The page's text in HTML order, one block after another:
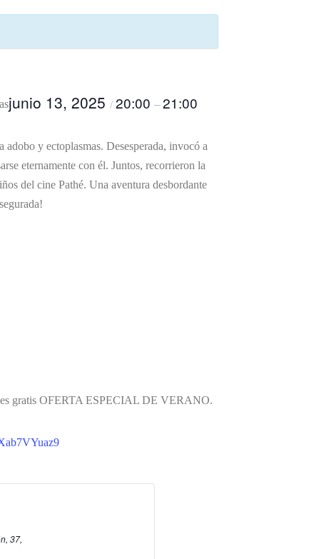
junio 13, 2025 /20:00 –21:00
y ectoplasmas. Desesperada, invocó a
eternamente con él. Juntos, recorrieron la
del cine Pathé. Una aventura desbordante
gratis OFERTA ESPECIAL DE VERANO.
37,